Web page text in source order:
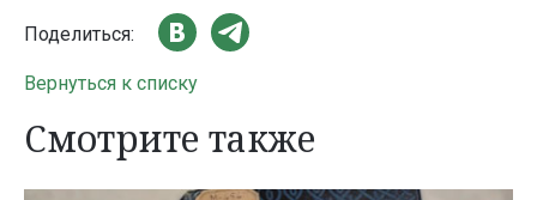
Поделиться:
Вернуться к списку
Смотрите также